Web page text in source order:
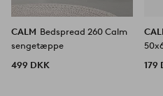
CALM Bedspread 260 Calm
sengetæppe
499 DKK
179